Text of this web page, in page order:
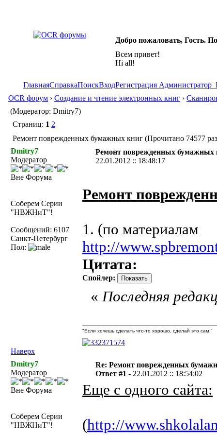
Добро пожаловать, Гость.
Всем привет!
Hi all!
ГлавнаяСправкаПоискВходРегистрация Администратор
OCR форум › Создание и чтение электронных книг ›
(Модератор: Dmitry7)
Страниц: 1 2
Ремонт поврежденных бумажных книг (Прочитано 74577
Dmitry7
Модератор
Вне Форума
Соберем Серии
"НВЖНиТ"!
Сообщений: 6107
Санкт-Петербург
Пол:
Ремонт поврежденных бумажных
22.01.2012 :: 18:48:17
Ремонт
1. (по материалам
http://
Цитата:
Спойлер:
Наверх
«Последняя
"Если хочешь сделать что-то хорошо, сделай это сам!"
Dmitry7
Модератор
Вне Форума
Соберем Серии
"НВЖНиТ"!
Re: Ремонт поврежденных
Ответ #1 - 22.01.2012 :: 18:54:02
Еще с одного сайта:
(http://